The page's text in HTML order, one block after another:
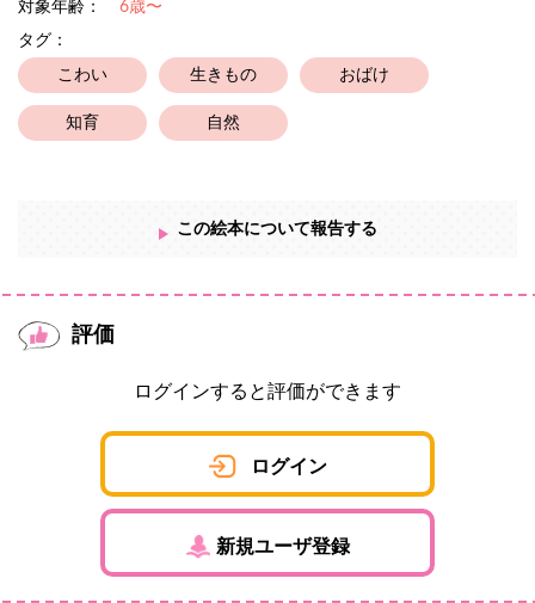
対象年齢：
6歳〜
タグ：
こわい 生きもの おばけ
知育 自然
この絵本について報告する
評価
ログインすると評価ができます
ログイン
新規ユーザ登録